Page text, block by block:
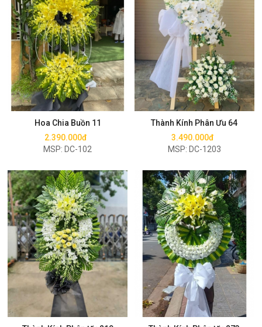
Hoa Chia Buồn 11
2.390.000đ
MSP: DC-102
Mua ngay
Thành Kính Phân Ưu 64
3.490.000đ
MSP: DC-1203
Mua ngay
Mua ngay Mua ngay